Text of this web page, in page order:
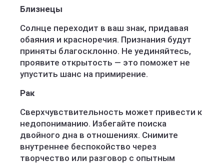
Близнецы
Солнце переходит в ваш знак, придавая
обаяния и красноречия. Признания будут
приняты благосклонно. Не уединяйтесь,
проявите открытость — это поможет не
упустить шанс на примирение.
Рак
Сверхчувствительность может привести к
недопониманию. Избегайте поиска
двойного дна в отношениях. Снимите
внутреннее беспокойство через
творчество или разговор с опытным